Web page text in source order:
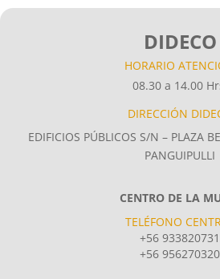
DIDECO
HORARIO
08.30 a 14.00
DIRECCIÓN
EDIFICIOS PÚBLICOS S/N – PLAZA
PANGUIPULLI
CENTRO DE LA
TELÉFONO
+56 933820731
+56 956270320